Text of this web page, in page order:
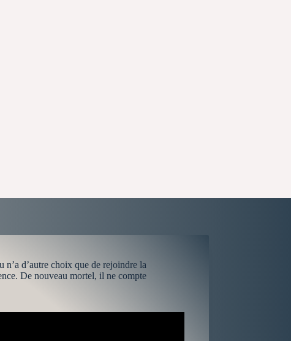
d’autre choix que de rejoindre la
De nouveau mortel, il ne compte